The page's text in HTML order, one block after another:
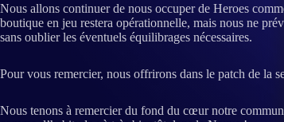
Nous allons continuer de nous occuper de Heroes
boutique en jeu restera opérationnelle, mais nous ne
sans oublier les éventuels équilibrages nécessaires.
Pour vous remercier, nous offrirons dans le patch de la
Nous tenons à remercier du fond du cœur notre